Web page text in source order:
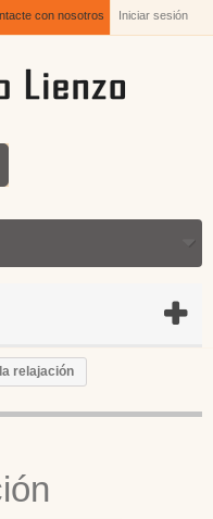
Iniciar sesión
con nosotros
relajación